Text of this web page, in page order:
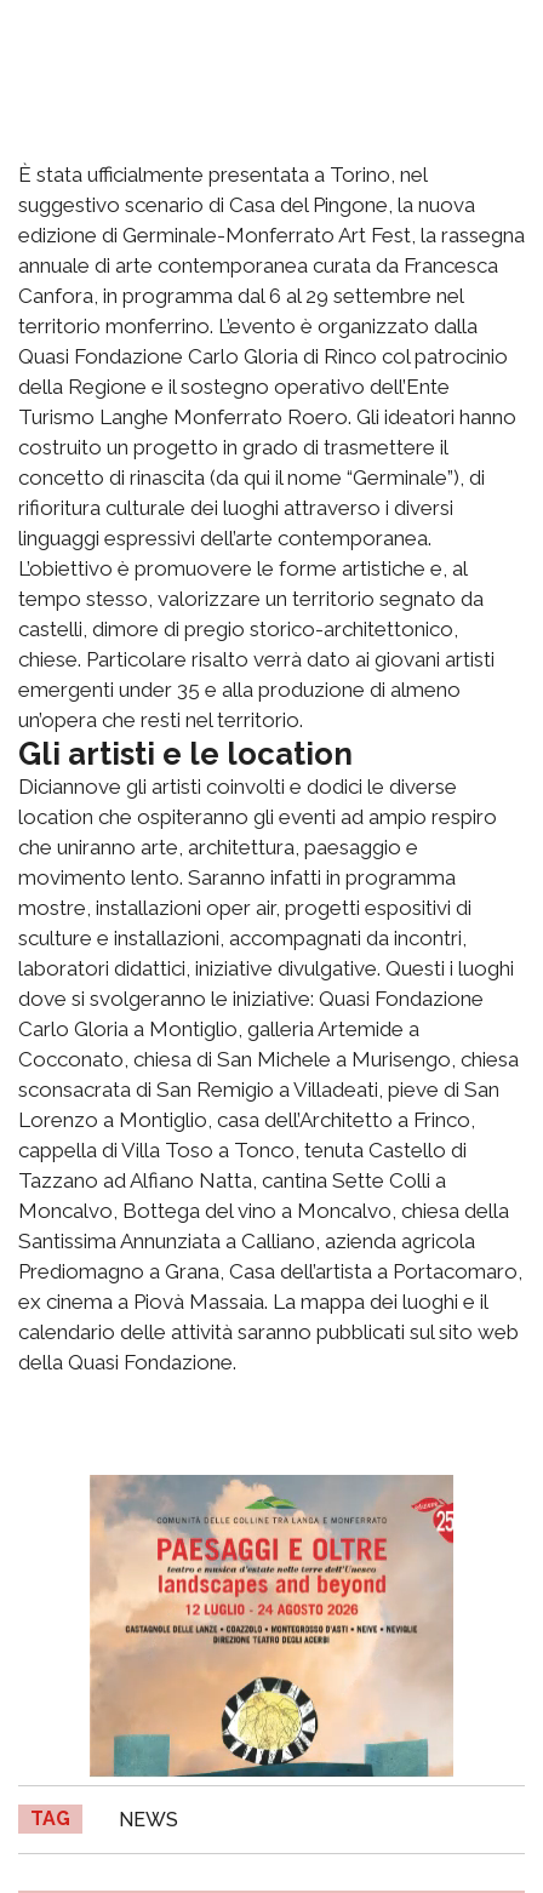
È stata ufficialmente presentata a Torino, nel
suggestivo scenario di Casa del Pingone, la nuova
edizione di Germinale-Monferrato Art Fest, la rassegna
annuale di arte contemporanea curata da Francesca
Canfora, in programma dal 6 al 29 settembre nel
territorio monferrino. L’evento è organizzato dalla
Quasi Fondazione Carlo Gloria di Rinco col patrocinio
della Regione e il sostegno operativo dell’Ente
Turismo Langhe Monferrato Roero. Gli ideatori hanno
costruito un progetto in grado di trasmettere il
concetto di rinascita (da qui il nome “Germinale”), di
rifioritura culturale dei luoghi attraverso i diversi
linguaggi espressivi dell’arte contemporanea.
L’obiettivo è promuovere le forme artistiche e, al
tempo stesso, valorizzare un territorio segnato da
castelli, dimore di pregio storico-architettonico,
chiese. Particolare risalto verrà dato ai giovani artisti
emergenti under 35 e alla produzione di almeno
un’opera che resti nel territorio.
Gli artisti e le location
Diciannove gli artisti coinvolti e dodici le diverse
location che ospiteranno gli eventi ad ampio respiro
che uniranno arte, architettura, paesaggio e
movimento lento. Saranno infatti in programma
mostre, installazioni oper air, progetti espositivi di
sculture e installazioni, accompagnati da incontri,
laboratori didattici, iniziative divulgative. Questi i luoghi
dove si svolgeranno le iniziative: Quasi Fondazione
Carlo Gloria a Montiglio, galleria Artemide a
Cocconato, chiesa di San Michele a Murisengo, chiesa
sconsacrata di San Remigio a Villadeati, pieve di San
Lorenzo a Montiglio, casa dell’Architetto a Frinco,
cappella di Villa Toso a Tonco, tenuta Castello di
Tazzano ad Alfiano Natta, cantina Sette Colli a
Moncalvo, Bottega del vino a Moncalvo, chiesa della
Santissima Annunziata a Calliano, azienda agricola
Prediomagno a Grana, Casa dell’artista a Portacomaro,
ex cinema a Piovà Massaia. La mappa dei luoghi e il
calendario delle attività saranno pubblicati sul sito web
della Quasi Fondazione.
TAG NEWS